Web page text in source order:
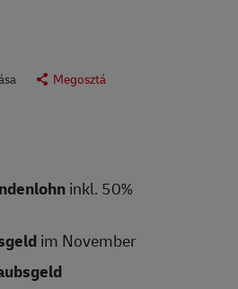
Megosztá
inkl. 50%
im November